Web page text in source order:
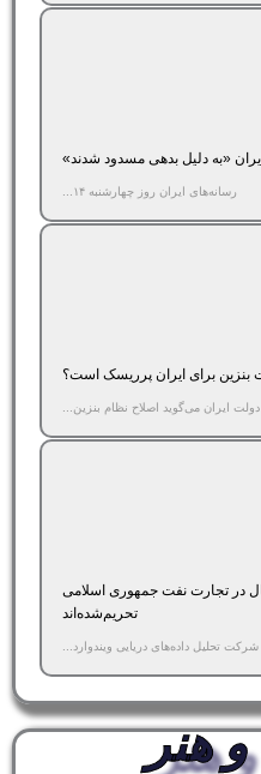
«به‌ دلیل بدهی مسدود شدند»
رسانه‌های ایران روز چهارشنبه ۱۴...
بنزین برای ایران پرریسک است؟
دولت ایران می‌گوید اصلاح نظام بنزین...
در تجارت نفت جمهوری اسلامی
تحریم‌شده‌اند
شرکت تحلیل داده‌های دریایی ویندوارد...
هنر